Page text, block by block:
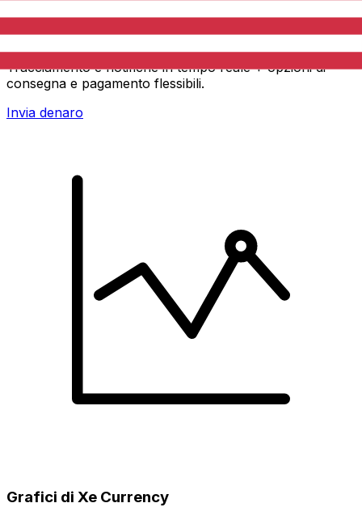
Trasferimenti di denaro internazionali Xe
Invia denaro online in modo facile, veloce e sicuro.
Tracciamento e notifiche in tempo reale + opzioni di
consegna e pagamento flessibili.
Invia denaro
Grafici di Xe Currency